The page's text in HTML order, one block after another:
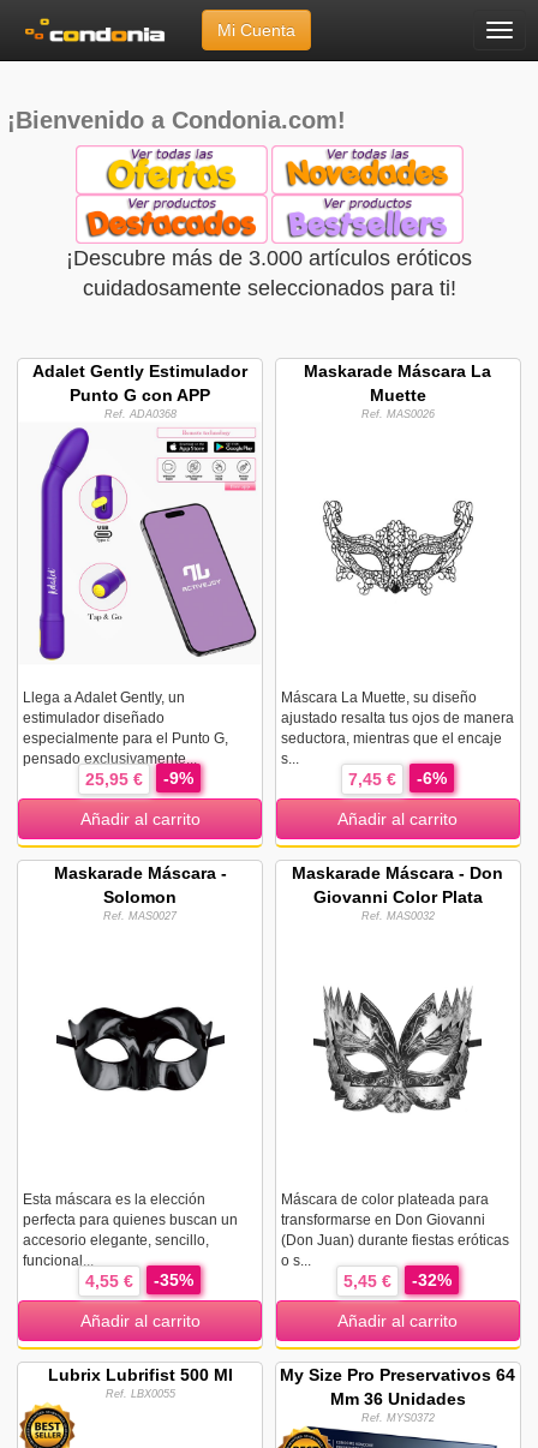
Menú
Mi Cuenta
Escaparate de Condonia.com
¡Bienvenido a Condonia.com!
¡Descubre más de 3.000 artículos eróticos
cuidadosamente seleccionados para ti!
Adalet Gently Estimulador
Punto G con APP
Ref. ADA0368
Llega a Adalet Gently, un
estimulador diseñado
especialmente para el Punto G,
pensado exclusivamente...
25,95 € -9%
Añadir al carrito
Maskarade Máscara La
Muette
Ref. MAS0026
Máscara La Muette, su diseño
ajustado resalta tus ojos de manera
seductora, mientras que el encaje
s...
7,45 € -6%
Añadir al carrito
Maskarade Máscara -
Solomon
Ref. MAS0027
Esta máscara es la elección
perfecta para quienes buscan un
accesorio elegante, sencillo,
funcional...
4,55 € -35%
Añadir al carrito
Maskarade Máscara - Don
Giovanni Color Plata
Ref. MAS0032
Máscara de color plateada para
transformarse en Don Giovanni
(Don Juan) durante fiestas eróticas
o s...
5,45 € -32%
Añadir al carrito
Lubrix Lubrifist 500 Ml
Ref. LBX0055
My Size Pro Preservativos 64
Mm 36 Unidades
Ref. MYS0372